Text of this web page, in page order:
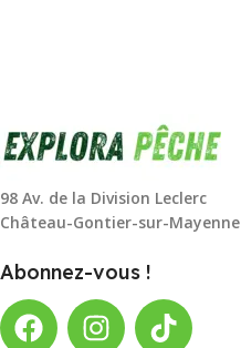
98 Av. de la Division Leclerc
Château-Gontier-sur-Mayenne
Abonnez-vous !